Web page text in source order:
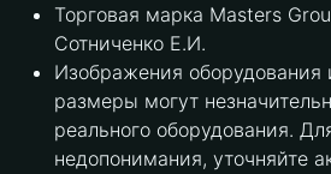
Торговая марка Masters
Сотниченко Е.И.
Изображения оборудования
размеры могут
реального оборудования.
недопонимания, уточняйте